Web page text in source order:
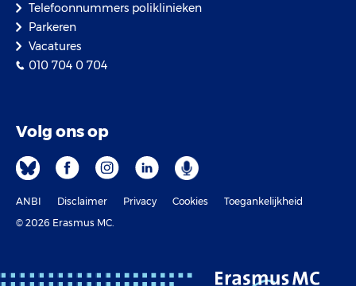
Telefoonnummers poliklinieken
Parkeren
Vacatures
010 704 0 704
Volg ons op
ANBI Disclaimer Privacy Cookies
Toegankelijkheid
© 2026 Erasmus MC.